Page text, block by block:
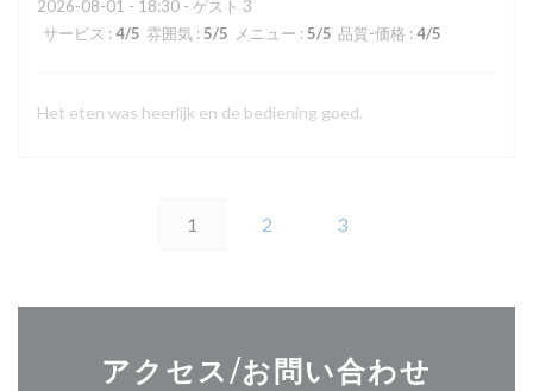
2026-08-01 - 18:30 - ゲスト 3
サービス : 4/5 雰囲気 : 5/5 メニュー : 5/5 品質-価格 : 4/5
Het eten was heerlijk en de bediening goed.
1 2 3
アクセス/お問い合わせ